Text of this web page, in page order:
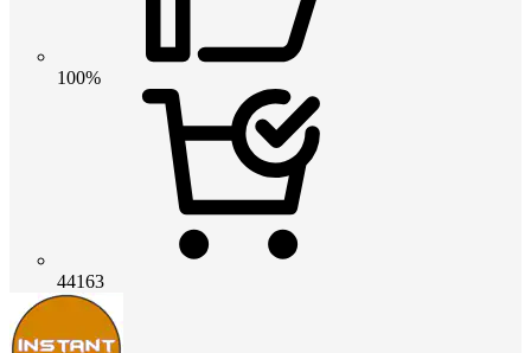
100%
44163